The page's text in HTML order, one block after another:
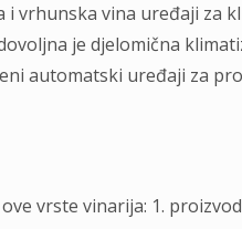
vrhunska vina uređaji za
je djelomična
automatski uređaji za
vrste vinarija: 1.